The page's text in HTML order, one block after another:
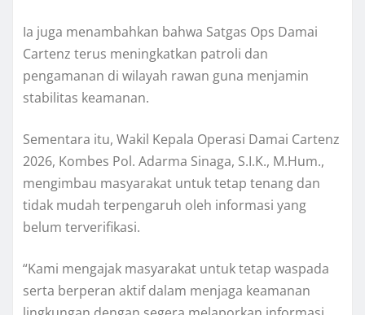
Ia juga menambahkan bahwa Satgas Ops Damai
Cartenz terus meningkatkan patroli dan
pengamanan di wilayah rawan guna menjamin
stabilitas keamanan.
Sementara itu, Wakil Kepala Operasi Damai Cartenz
2026, Kombes Pol. Adarma Sinaga, S.I.K., M.Hum.,
mengimbau masyarakat untuk tetap tenang dan
tidak mudah terpengaruh oleh informasi yang
belum terverifikasi.
“Kami mengajak masyarakat untuk tetap waspada
serta berperan aktif dalam menjaga keamanan